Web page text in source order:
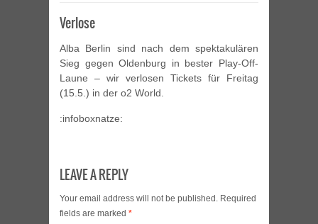
Verlose
Alba Berlin sind nach dem spektakulären
Sieg gegen Oldenburg in bester Play-Off-
Laune – wir verlosen Tickets für Freitag
(15.5.) in der o2 World.
:infoboxnatze:
LEAVE A REPLY
Your email address will not be published. Required
fields are marked *